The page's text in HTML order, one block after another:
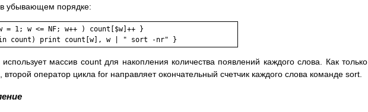
убывающем порядке:
= 1; w <= NF; w++ ) count[$w]++ }
count) print count[w], w | " sort -nr" }
массив count для накопления количества появлений каждого слова. Как только
второй оператор цикла for направляет окончательный счетчик каждого слова команде sort.